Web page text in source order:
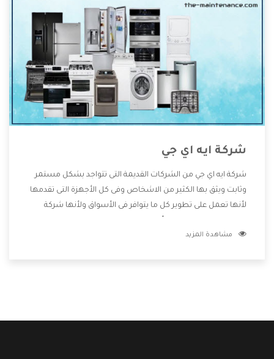
شركة ايه اي جي
شركة ايه اي جي من الشركات القديمة التى تتواجد بشكل مستمر
وثابت ويثق بها الكثير من الاشخاص وفى كل الأجهزة التى تقدمها
لأنها تعمل على تطوير كل ما يتوافر فى الأسواق ولأنها شركة
وتقدم للعملاء أقوى العروض والخصومات التى تسهل على
مشاهدة المزيد